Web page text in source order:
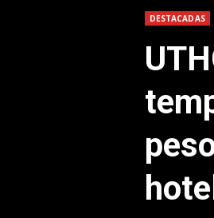
DESTACADAS